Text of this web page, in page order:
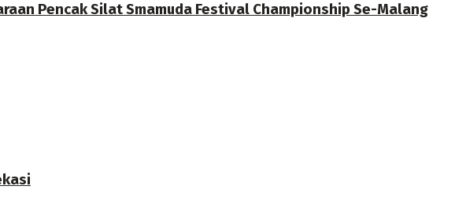
Pencak Silat Smamuda Festival Championship Se-Malang